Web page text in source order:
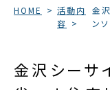
HOME
活動内
容
金
ン
金沢シーサ